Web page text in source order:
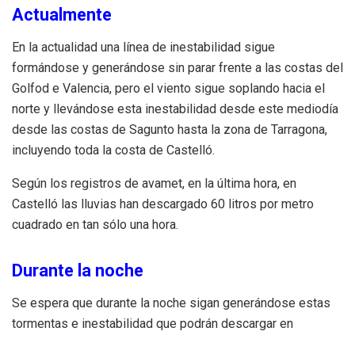
Actualmente
En la actualidad una línea de inestabilidad sigue
formándose y generándose sin parar frente a las costas del
Golfod e Valencia, pero el viento sigue soplando hacia el
norte y llevándose esta inestabilidad desde este mediodía
desde las costas de Sagunto hasta la zona de Tarragona,
incluyendo toda la costa de Castelló.
Según los registros de avamet, en la última hora, en
Castelló las lluvias han descargado 60 litros por metro
cuadrado en tan sólo una hora.
Durante la noche
Se espera que durante la noche sigan generándose estas
tormentas e inestabilidad que podrán descargar en